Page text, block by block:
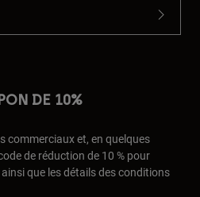
DE 10%
commerciaux et, en quelques
de réduction de 10 % pour
que les détails des conditions